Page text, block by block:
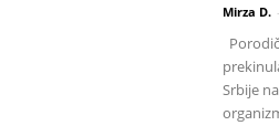
Mirza D. -
Srbije